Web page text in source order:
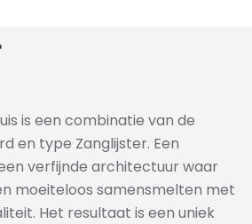
is een combinatie van de
en type Zanglijster. Een
verfijnde architectuur waar
moeiteloos samensmelten met
Het resultaat is een uniek